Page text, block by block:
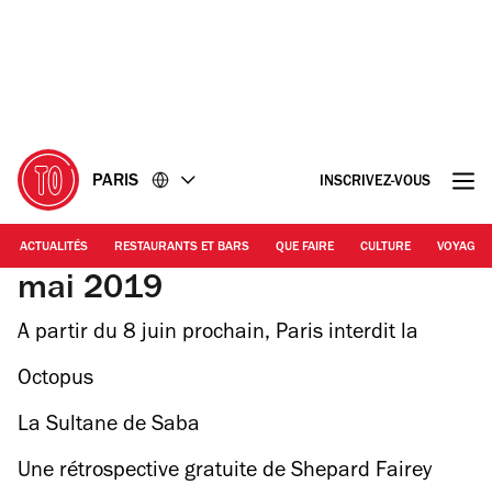
PARIS INSCRIVEZ-VOUS
ACTUALITÉS RESTAURANTS ET BARS QUE FAIRE CULTURE VOYAGE
mai 2019
A partir du 8 juin prochain, Paris interdit la
cigarette dans 52 parcs et jardins
Octopus
La Sultane de Saba
Une rétrospective gratuite de Shepard Fairey